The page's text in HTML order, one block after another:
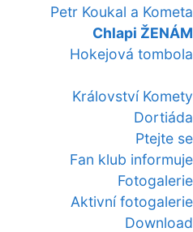
Petr Koukal a Kometa
Chlapi ŽENÁM
Hokejová tombola
Království Komety
Dortiáda
Ptejte se
Fan klub informuje
Fotogalerie
Aktivní fotogalerie
Download